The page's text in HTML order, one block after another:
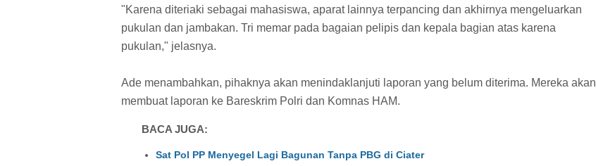
"Karena diteriaki sebagai mahasiswa, aparat lainnya terpancing dan akhirnya mengeluarkan
pukulan dan jambakan. Tri memar pada bagaian pelipis dan kepala bagian atas karena
pukulan," jelasnya.
Ade menambahkan, pihaknya akan menindaklanjuti laporan yang belum diterima. Mereka akan
membuat laporan ke Bareskrim Polri dan Komnas HAM.
BACA JUGA:
Sat Pol PP Menyegel Lagi Bagunan Tanpa PBG di Ciater